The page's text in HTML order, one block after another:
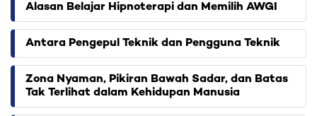
Alasan Belajar Hipnoterapi dan Memilih AWGI
Antara Pengepul Teknik dan Pengguna Teknik
Zona Nyaman, Pikiran Bawah Sadar, dan Batas
Tak Terlihat dalam Kehidupan Manusia